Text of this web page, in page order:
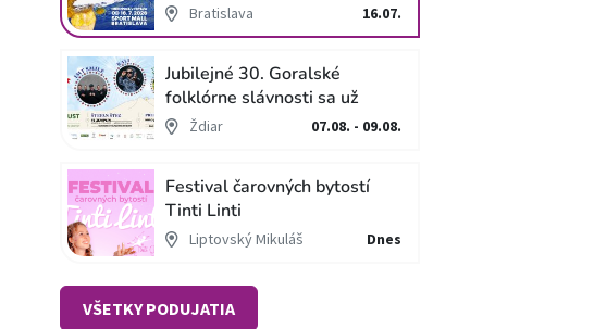
v unikátnej imerzívnej šou!
Bratislava 16.07.
Jubilejné 30. Goralské
folklórne slávnosti sa už
blížiaŽdiar 07.08. - 09.08.
Festival čarovných bytostí
Tinti Linti
Liptovský Mikuláš Dnes
VŠETKY PODUJATIA